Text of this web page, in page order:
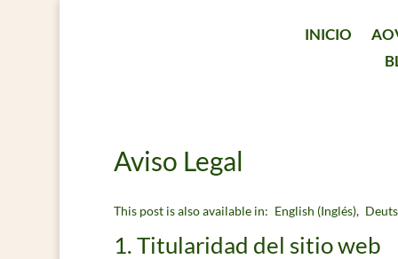
INICIO
Aviso Legal
This post is also available in: English (Inglés)
1. Titularidad del sitio web